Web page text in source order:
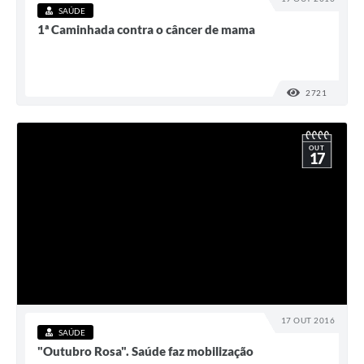
SAÚDE
1ª Caminhada contra o câncer de mama
2721
17 OUT 2016
OUT
17
SAÚDE
"Outubro Rosa". Saúde faz mobilização